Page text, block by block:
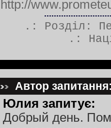
http://
.: Розділ:
.:
Автор
Юлия запитує:
Добрый день.